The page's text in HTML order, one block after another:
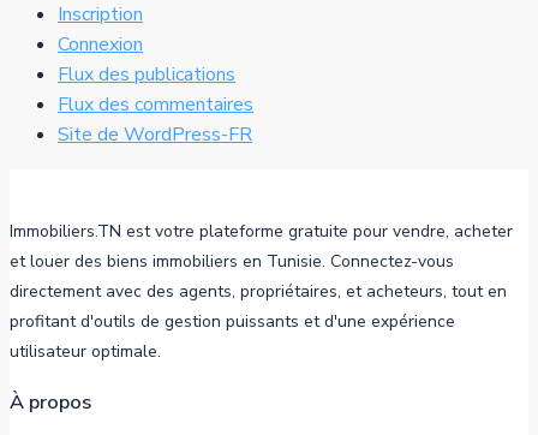
Inscription
Connexion
Flux des publications
Flux des commentaires
Site de WordPress-FR
Immobiliers.TN est votre plateforme gratuite pour vendre, acheter
et louer des biens immobiliers en Tunisie. Connectez-vous
directement avec des agents, propriétaires, et acheteurs, tout en
profitant d'outils de gestion puissants et d'une expérience
utilisateur optimale.
À propos